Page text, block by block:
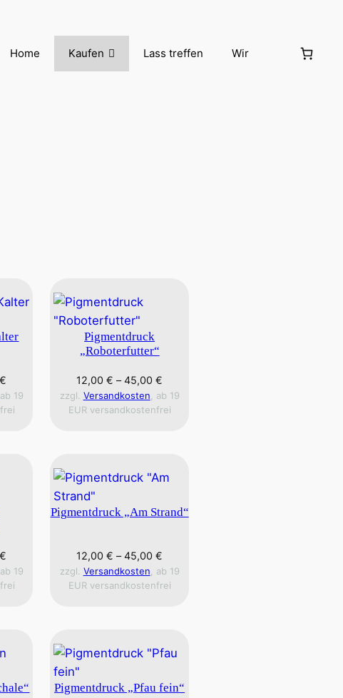
Home Kaufen Lass treffen Wir
€
, ab 19
Pigmentdruck
„Roboterfutter“
12,00€ –45,00€
zzgl. Versandkosten , ab 19
EUR versandkostenfrei
€
, ab 19
Pigmentdruck „Am Strand“
12,00€ –45,00€
zzgl. Versandkosten , ab 19
EUR versandkostenfrei
Pigmentdruck „Pfau fein“